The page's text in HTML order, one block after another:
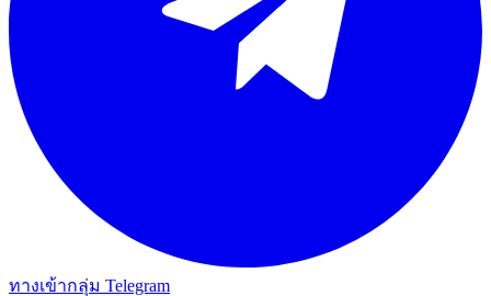
ทางเข้ากลุ่ม Telegram